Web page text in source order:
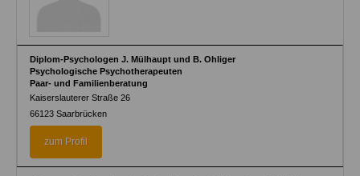
Diplom-Psychologen J. Mülhaupt und B. Ohliger
Psychologische Psychotherapeuten
Paar- und Familienberatung
Kaiserslauterer Straße 26
66123 Saarbrücken
zum Profil